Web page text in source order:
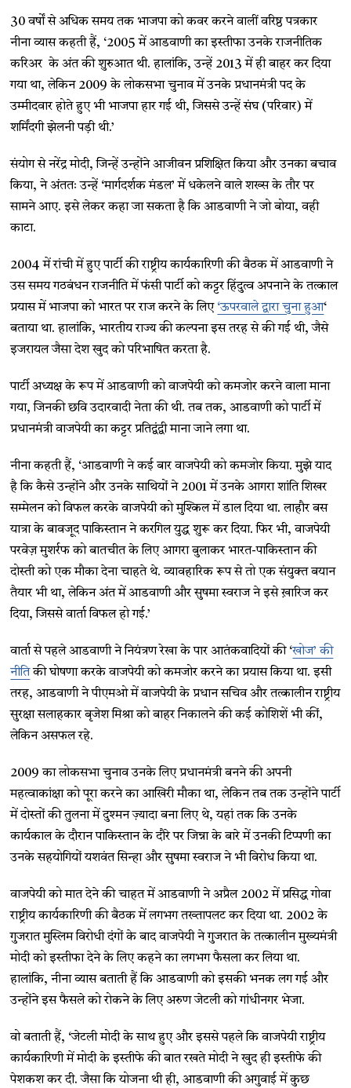
30 वर्षों से अधिक समय तक भाजपा को कवर करने वालीं वरिष्ठ पत्रकार
नीना व्यास कहती हैं, ‘2005 में आडवाणी का इस्तीफा उनके राजनीतिक
करिअर के अंत की शुरुआत थी. हालांकि, उन्हें 2013 में ही बाहर कर दिया
गया था, लेकिन 2009 के लोकसभा चुनाव में उनके प्रधानमंत्री पद के
उम्मीदवार होते हुए भी भाजपा हार गई थी, जिससे उन्हें संघ (परिवार) में
शर्मिंदगी झेलनी पड़ी थी.’
संयोग से नरेंद्र मोदी, जिन्हें उन्होंने आजीवन प्रशिक्षित किया और उनका बचाव
किया, ने अंततः उन्हें ‘मार्गदर्शक मंडल’ में धकेलने वाले शख्स के तौर पर
सामने आए. इसे लेकर कहा जा सकता है कि आडवाणी ने जो बोया, वही
काटा.
2004 में रांची में हुए पार्टी की राष्ट्रीय कार्यकारिणी की बैठक में आडवाणी ने
उस समय गठबंधन राजनीति में फंसी पार्टी को कट्टर हिंदुत्व अपनाने के तत्काल
प्रयास में भाजपा को भारत पर राज करने के लिए ‘ऊपरवाले द्वारा चुना हुआ‘
बताया था. हालांकि, भारतीय राज्य की कल्पना इस तरह से की गई थी, जैसे
इजरायल जैसा देश खुद को परिभाषित करता है.
पार्टी अध्यक्ष के रूप में आडवाणी को वाजपेयी को कमजोर करने वाला माना
गया, जिनकी छवि उदारवादी नेता की थी. तब तक, आडवाणी को पार्टी में
प्रधानमंत्री वाजपेयी का कट्टर प्रतिद्वंद्वी माना जाने लगा था.
नीना कहती हैं, ‘आडवाणी ने कई बार वाजपेयी को कमजोर किया. मुझे याद
है कि कैसे उन्होंने और उनके साथियों ने 2001 में उनके आगरा शांति शिखर
सम्मेलन को विफल करके वाजपेयी को मुश्किल में डाल दिया था. लाहौर बस
यात्रा के बावजूद पाकिस्तान ने करगिल युद्ध शुरू कर दिया. फिर भी, वाजपेयी
परवेज़ मुशर्रफ को बातचीत के लिए आगरा बुलाकर भारत-पाकिस्तान की
दोस्ती को एक मौका देना चाहते थे. व्यावहारिक रूप से तो एक संयुक्त बयान
तैयार भी था, लेकिन अंत में आडवाणी और सुषमा स्वराज ने इसे ख़ारिज कर
दिया, जिससे वार्ता विफल हो गई.’
वार्ता से पहले आडवाणी ने नियंत्रण रेखा के पार आतंकवादियों की ‘खोज’ की
नीतिकी घोषणा करके वाजपेयी को कमजोर करने का प्रयास किया था. इसी
तरह, आडवाणी ने पीएमओ में वाजपेयी के प्रधान सचिव और तत्कालीन राष्ट्रीय
सुरक्षा सलाहकार बृजेश मिश्रा को बाहर निकालने की कई कोशिशें भी कीं,
लेकिन असफल रहे.
2009 का लोकसभा चुनाव उनके लिए प्रधानमंत्री बनने की अपनी
महत्वाकांक्षा को पूरा करने का आखिरी मौका था, लेकिन तब तक उन्होंने पार्टी
में दोस्तों की तुलना में दुश्मन ज़्यादा बना लिए थे, यहां तक कि उनके
कार्यकाल के दौरान पाकिस्तान के दौरे पर जिन्ना के बारे में उनकी टिप्पणी का
उनके सहयोगियों यशवंत सिन्हा और सुषमा स्वराज ने भी विरोध किया था.
वाजपेयी को मात देने की चाहत में आडवाणी ने अप्रैल 2002 में प्रसिद्ध गोवा
राष्ट्रीय कार्यकारिणी की बैठक में लगभग तख्तापलट कर दिया था. 2002 के
गुजरात मुस्लिम विरोधी दंगों के बाद वाजपेयी ने गुजरात के तत्कालीन मुख्यमंत्री
मोदी को इस्तीफा देने के लिए कहने का लगभग फैसला कर लिया था.
हालांकि, नीना व्यास बताती हैं कि आडवाणी को इसकी भनक लग गई और
उन्होंने इस फैसले को रोकने के लिए अरुण जेटली को गांधीनगर भेजा.
वो बताती हैं, ‘जेटली मोदी के साथ हुए और इससे पहले कि वाजपेयी राष्ट्रीय
कार्यकारिणी में मोदी के इस्तीफे की बात रखते मोदी ने खुद ही इस्तीफे की
पेशकश कर दी. जैसा कि योजना थी ही, आडवाणी की अगुवाई में कुछ